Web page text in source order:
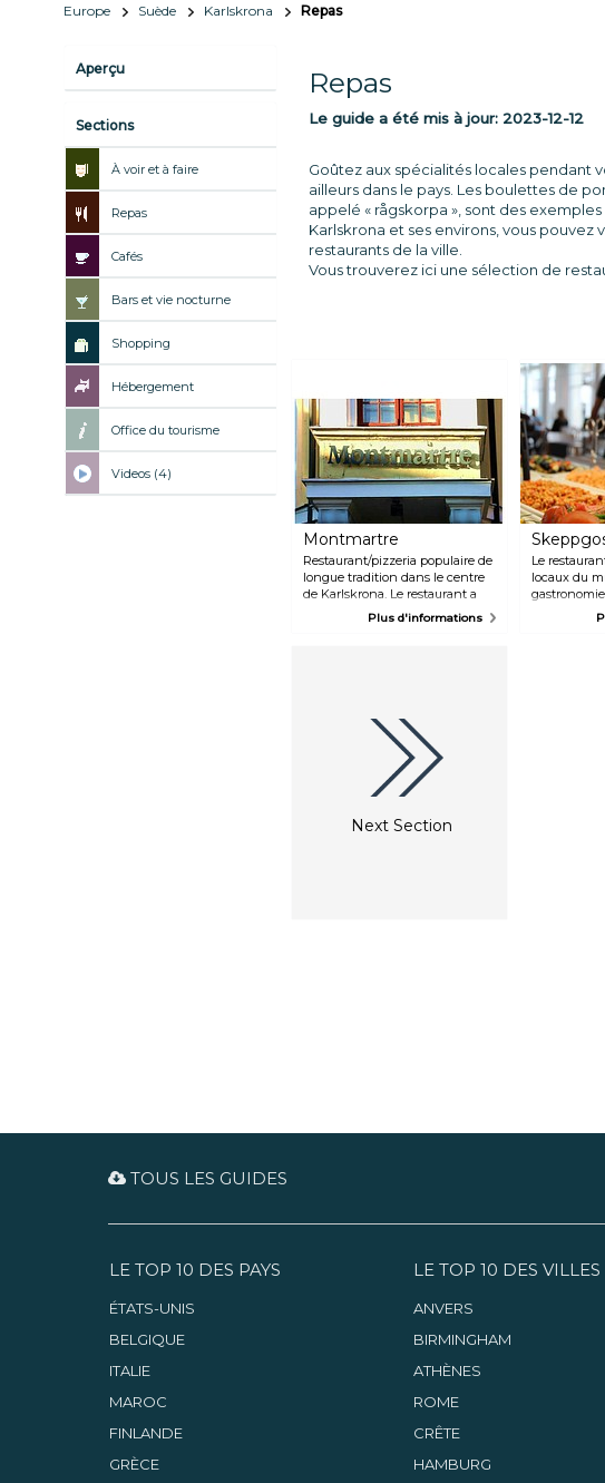
Europe Suède Karlskrona Repas
Aperçu
Sections
À voir et à faire
Repas
Cafés
Bars et vie nocturne
Shopping
Hébergement
Office du tourisme
Videos (4)
Repas
Le guide a été mis à jour: 2023-12-12
Goûtez aux spécialités locales pendant
ailleurs dans le pays. Les boulettes de
appelé « rågskorpa », sont des
Karlskrona et ses environs, vous
restaurants de la ville.
Vous trouverez ici une sélection de
Montmartre
Restaurant/pizzeria populaire de
longue tradition dans le centre
de Karlskrona. Le restaurant a
ouvert à Karlskrona il y a plus de
bœuf, du porc, du poisson ou des
pâtes. Espace en extérieur en
Plus d'informations
Le
locaux du
Next Section
TOUS LES GUIDES
LE TOP 10 DES PAYS
ÉTATS-UNIS
BELGIQUE
ITALIE
MAROC
FINLANDE
GRÈCE
LE TOP 10 DES VILLES
ANVERS
BIRMINGHAM
ATHÈNES
ROME
CRÊTE
HAMBURG